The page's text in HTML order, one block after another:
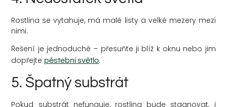
Rostlina se vytahuje, má malé listy a velké mezery mezi
nimi.
Řešení je jednoduché – přesuňte ji blíž k oknu nebo jim
dopřejte pěstební světlo.
5. Špatný substrát
Pokud substrát nefunguje, rostlina bude stagnovat, i